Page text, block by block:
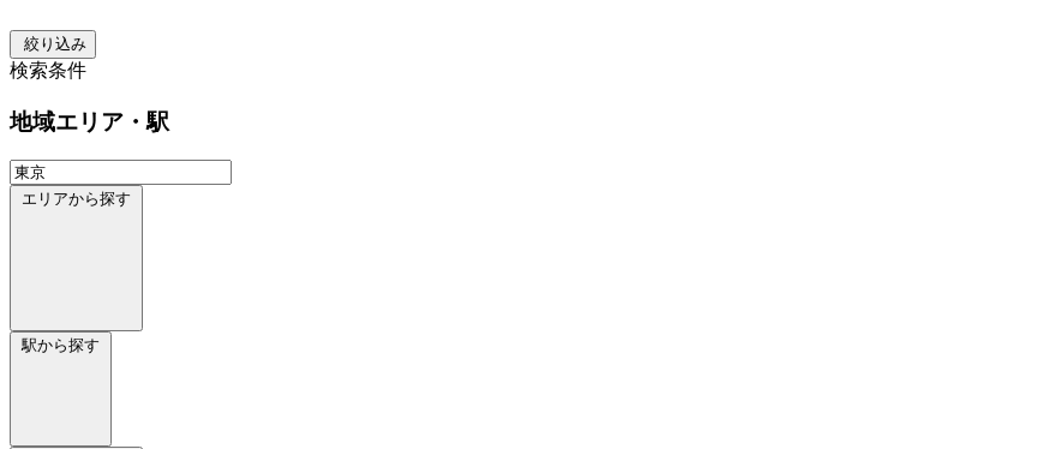
絞り込み
検索条件
地域エリア・駅
エリアから探す
駅から探す